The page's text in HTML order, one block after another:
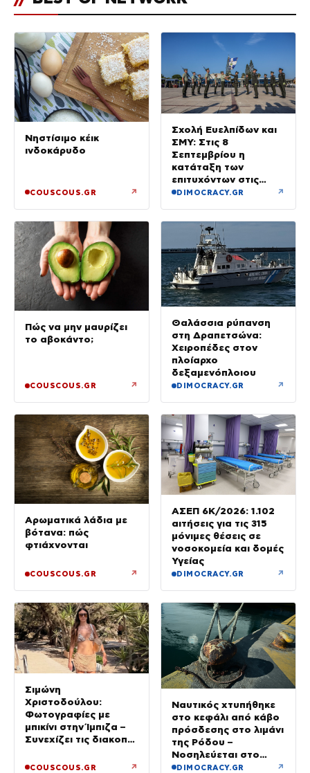
Νηστίσιμο κέικ
ινδοκάρυδο
COUSCOUS.GR ↗
Σχολή Ευελπίδων και
ΣΜΥ: Στις 8
Σεπτεμβρίου η
κατάταξη των
επιτυχόντων στις
Στρατιωτικές Σχολές
DIMOCRACY.GR ↗
Πώς να μην μαυρίζει
το αβοκάντο;
COUSCOUS.GR ↗
Θαλάσσια ρύπανση
στη Δραπετσώνα:
Χειροπέδες στον
πλοίαρχο
δεξαμενόπλοιου
DIMOCRACY.GR ↗
Αρωματικά λάδια με
βότανα: πώς
φτιάχνονται
COUSCOUS.GR ↗
ΑΣΕΠ 6Κ/2026: 1.102
αιτήσεις για τις 315
μόνιμες θέσεις σε
νοσοκομεία και δομές
Υγείας
DIMOCRACY.GR ↗
Σιμώνη
Χριστοδούλου:
Φωτογραφίες με
μπικίνι στην Ίμπιζα –
Συνεχίζει τις διακοπές
της, Αντρέα Γεωργίου
COUSCOUS.GR ↗
Ναυτικός χτυπήθηκε
στο κεφάλι από κάβο
πρόσδεσης στο λιμάνι
της Ρόδου –
Νοσηλεύεται στο
νοσοκομείο
DIMOCRACY.GR ↗